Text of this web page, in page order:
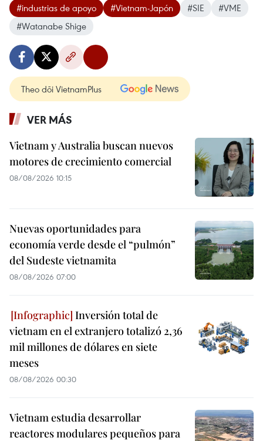
#industrias de apoyo #Vietnam-Japón #SIE
#VME
#Watanabe Shige
Theo dõi VietnamPlus
VER MÁS
Vietnam y Australia buscan nuevos
motores de crecimiento comercial
08/08/2026 10:15
Nuevas oportunidades para
economía verde desde el “pulmón”
del Sudeste vietnamita
08/08/2026 07:00
Inversión total de
vietnam en el extranjero totalizó 2,36
mil millones de dólares en siete
meses
08/08/2026 00:30
Vietnam estudia desarrollar
reactores modulares pequeños para